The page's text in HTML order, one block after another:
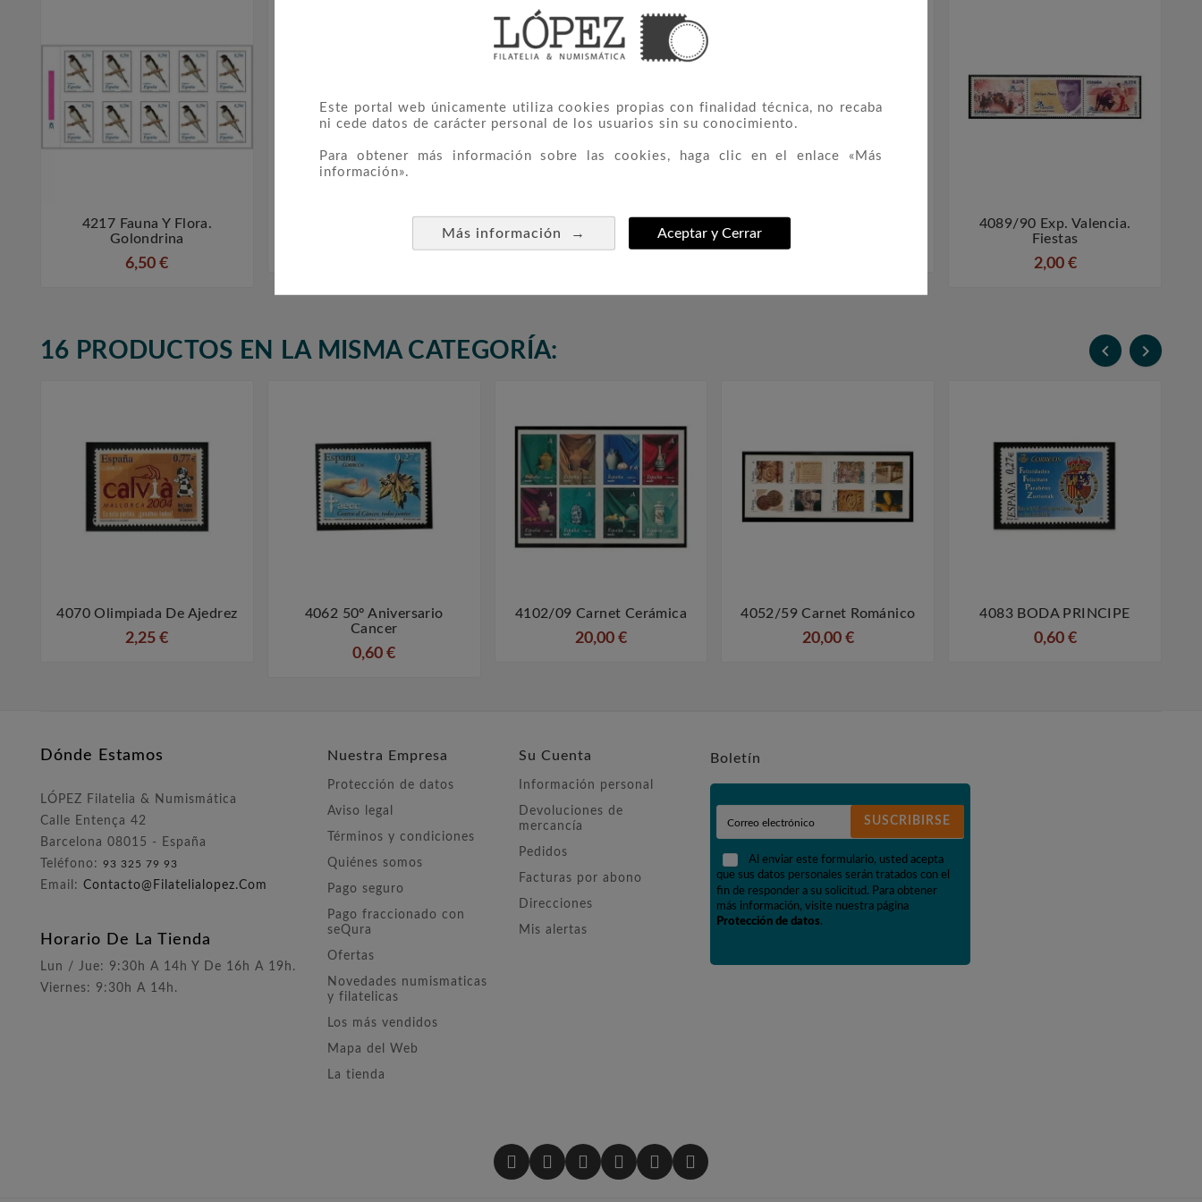
Este portal web únicamente utiliza cookies propias con finalidad técnica, no recaba
ni cede datos de carácter personal de los usuarios sin su conocimiento.
Para obtener más información sobre las cookies, haga clic en el enlace «Más
información».
Más información → Aceptar y Cerrar
 
4217 Fauna Y Flora.
Golondrina
6,50 €

3818/19 HB Monasterio De
3954 HB Arte Español
 
4089/90 Exp. Valencia.
Fiestas
2,00 €
16 PRODUCTOS EN LA MISMA CATEGORÍA:  

4070 Olimpiada De Ajedrez
2,25 €
 
4062 50º Aniversario
Cancer
0,60 €
4102/09 Carnet Cerámica
20,00 €
4052/59 Carnet Románico
20,00 €
4083 BODA PRINCIPE
0,60 €
Dónde Estamos
LÓPEZ Filatelia & Numismática
Calle Entença 42
Barcelona 08015 - España
Teléfono: 93 325 79 93
Email: Contacto@filatelialopez.com
Horario De La Tienda
Lun / Jue: 9:30h A 14h Y De 16h A 19h.
Viernes: 9:30h A 14h.
Nuestra Empresa
Protección de datos
Aviso legal
Términos y condiciones
Quiénes somos
Pago seguro
Pago fraccionado con
seQura
Ofertas
Novedades numismaticas
y filatelicas
Los más vendidos
Mapa del Web
La tienda
Su Cuenta
Información personal
Devoluciones de
mercancía
Pedidos
Facturas por abono
Direcciones
Mis alertas
Boletín
SUSCRIBIRSE
Al enviar este formulario, usted acepta
que sus datos personales serán tratados con el
fin de responder a su solicitud. Para obtener
más información, visite nuestra página
Protección de datos.